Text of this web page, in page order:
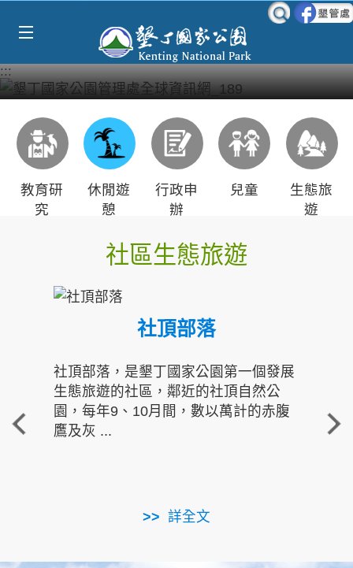
:::
教育研
究
休閒遊
憩
行政申
辦
兒童
生態旅
遊
社區生態旅遊
社頂部落
社頂部落，是墾丁國家公園第一個發展
生態旅遊的社區，鄰近的社頂自然公
園，每年9、10月間，數以萬計的赤腹
鷹及灰 ...
詳全文
重
走進